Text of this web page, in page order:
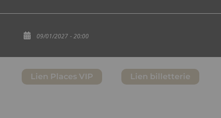
09/01/2027 - 20:00
Lien Places VIP Lien billetterie